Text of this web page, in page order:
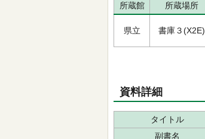
所蔵館 所蔵場所
県立 書庫３(X2E)
資料詳細
タイトル
副書名